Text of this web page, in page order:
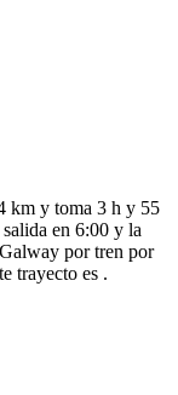
km y toma 3 h y 55
en 6:00 y la
por tren por
trayecto es .